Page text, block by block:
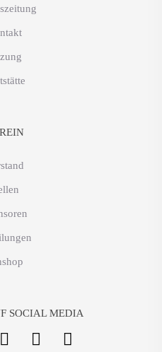
SOCIAL MEDIA